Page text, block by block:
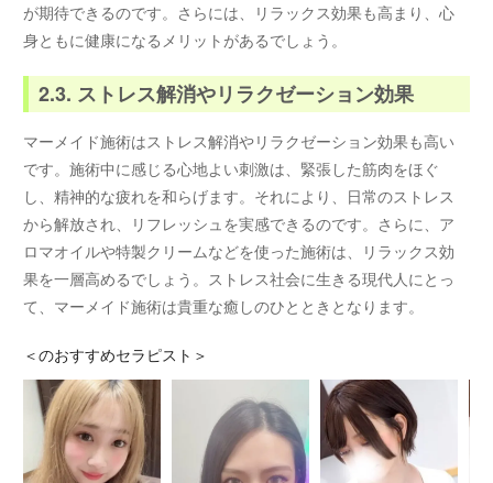
が期待できるのです。さらには、リラックス効果も高まり、心
身ともに健康になるメリットがあるでしょう。
2.3. ストレス解消やリラクゼーション効果
マーメイド施術はストレス解消やリラクゼーション効果も高い
です。施術中に感じる心地よい刺激は、緊張した筋肉をほぐ
し、精神的な疲れを和らげます。それにより、日常のストレス
から解放され、リフレッシュを実感できるのです。さらに、ア
ロマオイルや特製クリームなどを使った施術は、リラックス効
果を一層高めるでしょう。ストレス社会に生きる現代人にとっ
て、マーメイド施術は貴重な癒しのひとときとなります。
＜のおすすめセラピスト＞